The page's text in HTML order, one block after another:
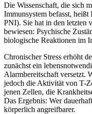
Die Wissenschaft, die sich
Immunsystem befasst,
PNI). Sie hat in den letzten
bewiesen: Psychische
biologische Reaktionen im
Chronischer Stress erhöht
zunächst ein
Alarmbereitschaft versetzt.
jedoch die Aktivität von T-
jenen Zellen, die
Das Ergebnis: Wer
körperlich angreifbarer.